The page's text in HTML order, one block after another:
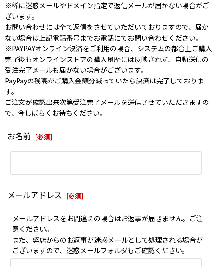
※稀に迷惑メールやドメイン指定で返信メールが届かない場合がご
ざいます。
お問い合わせには全て返信をさせていただいておりますので、届か
ない場合は上記電話番号までお電話にてお問い合わせください。
※PAYPAYオンライン決済をご利用の場合、システムの都合上ご購入
完了後もオンラインストアの購入履歴には反映されず、自動送信の
受注完了メールも届かない場合がございます。
PayPayの残高がご購入金額分減っていたら決済は完了しておりま
す。
ご注文が確認出来次第受注完了メールを送信させていただきますの
で、今しばらくお待ちください。
お名前 [必須]
メールアドレス [必須]
メールアドレスをお間違えの場合はお返事が届きません。ご注
意ください。
また、弊店からのお返事が迷惑メールとして処理される場合が
ございますので、迷惑メールフォルダもご確認ください。